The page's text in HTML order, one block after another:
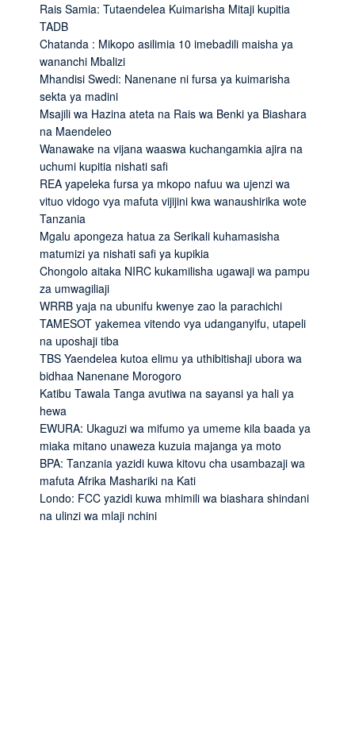
Rais Samia: Tutaendelea Kuimarisha Mitaji kupitia
TADB
Chatanda : Mikopo asilimia 10 imebadili maisha ya
wananchi Mbalizi
Mhandisi Swedi: Nanenane ni fursa ya kuimarisha
sekta ya madini
Msajili wa Hazina ateta na Rais wa Benki ya Biashara
na Maendeleo
Wanawake na vijana waaswa kuchangamkia ajira na
uchumi kupitia nishati safi
REA yapeleka fursa ya mkopo nafuu wa ujenzi wa
vituo vidogo vya mafuta vijijini kwa wanaushirika wote
Tanzania
Mgalu apongeza hatua za Serikali kuhamasisha
matumizi ya nishati safi ya kupikia
Chongolo aitaka NIRC kukamilisha ugawaji wa pampu
za umwagiliaji
WRRB yaja na ubunifu kwenye zao la parachichi
TAMESOT yakemea vitendo vya udanganyifu, utapeli
na uposhaji tiba
TBS Yaendelea kutoa elimu ya uthibitishaji ubora wa
bidhaa Nanenane Morogoro
Katibu Tawala Tanga avutiwa na sayansi ya hali ya
hewa
EWURA: Ukaguzi wa mifumo ya umeme kila baada ya
miaka mitano unaweza kuzuia majanga ya moto
BPA: Tanzania yazidi kuwa kitovu cha usambazaji wa
mafuta Afrika Mashariki na Kati
Londo: FCC yazidi kuwa mhimili wa biashara shindani
na ulinzi wa mlaji nchini